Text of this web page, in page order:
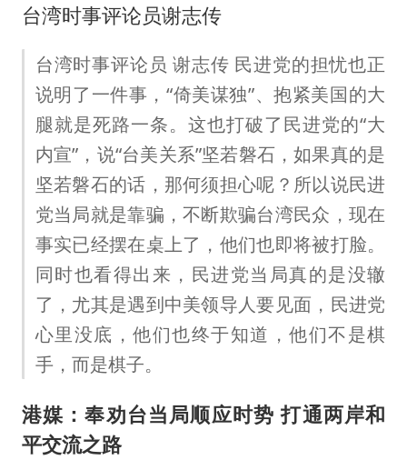
台湾时事评论员谢志传
台湾时事评论员 谢志传 民进党的担忧也正
说明了一件事，“倚美谋独”、抱紧美国的大
腿就是死路一条。这也打破了民进党的“大
内宣”，说“台美关系”坚若磐石，如果真的是
坚若磐石的话，那何须担心呢？所以说民进
党当局就是靠骗，不断欺骗台湾民众，现在
事实已经摆在桌上了，他们也即将被打脸。
同时也看得出来，民进党当局真的是没辙
了，尤其是遇到中美领导人要见面，民进党
心里没底，他们也终于知道，他们不是棋
手，而是棋子。
港媒：奉劝台当局顺应时势 打通两岸和
平交流之路